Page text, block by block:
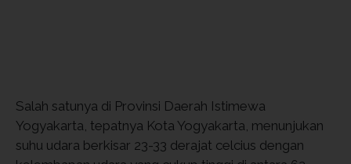
Salah satunya di Provinsi Daerah Istimewa
Yogyakarta, tepatnya Kota Yogyakarta, menunjukan
suhu udara berkisar 23-33 derajat celcius dengan